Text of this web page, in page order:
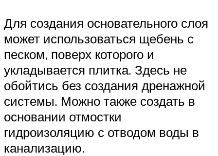
Для создания основательного слоя
может использоваться щебень с
песком, поверх которого и
укладывается плитка. Здесь не
обойтись без создания дренажной
системы. Можно также создать в
основании отмостки
гидроизоляцию с отводом воды в
канализацию.